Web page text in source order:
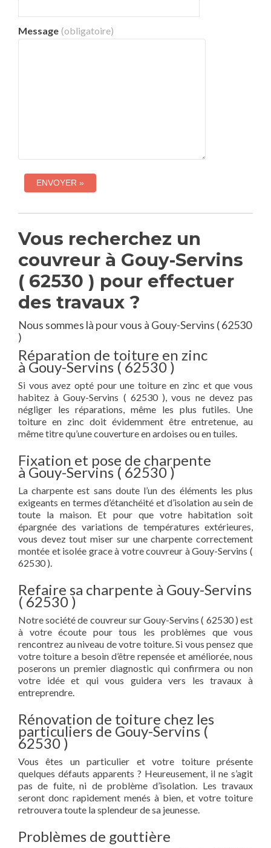
Message (obligatoire)
Vous recherchez un
couvreur à Gouy-Servins
( 62530 ) pour effectuer
des travaux ?
Nous sommes là pour vous à Gouy-Servins ( 62530
)
Réparation de toiture en zinc
à Gouy-Servins ( 62530 )
Si vous avez opté pour une toiture en zinc et que vous
habitez à Gouy-Servins ( 62530 ), vous ne devez pas
négliger les réparations, même les plus futiles. Une
toiture en zinc doit évidemment être entretenue, au
même titre qu’une couverture en ardoises ou en tuiles.
Fixation et pose de charpente
à Gouy-Servins ( 62530 )
La charpente est sans doute l’un des éléments les plus
exigeants en termes d’étanchéité et d’isolation au sein de
toute la maison. Et pour que votre habitation soit
épargnée des variations de températures extérieures,
vous devez tout miser sur une charpente correctement
montée et isolée grace à votre couvreur à Gouy-Servins (
62530 ).
Refaire sa charpente à Gouy-Servins
( 62530 )
Notre société de couvreur sur Gouy-Servins ( 62530 ) est
à votre écoute pour tous les problèmes que vous
rencontrez au niveau de votre toiture. Si vous pensez que
votre toiture a besoin d’être repensée et améliorée, nous
poserons un premier diagnostic qui confirmera ou non
votre idée et qui vous guidera vers les travaux à
entreprendre.
Rénovation de toiture chez les
particuliers de Gouy-Servins (
62530 )
Vous êtes un particulier et votre toiture présente
quelques défauts apparents ? Heureusement, il ne s’agit
pas de fuite, ni de problème d’isolation. Les travaux
seront donc rapidement menés à bien, et votre toiture
retrouvera toute la splendeur de sa jeunesse.
Problèmes de gouttière